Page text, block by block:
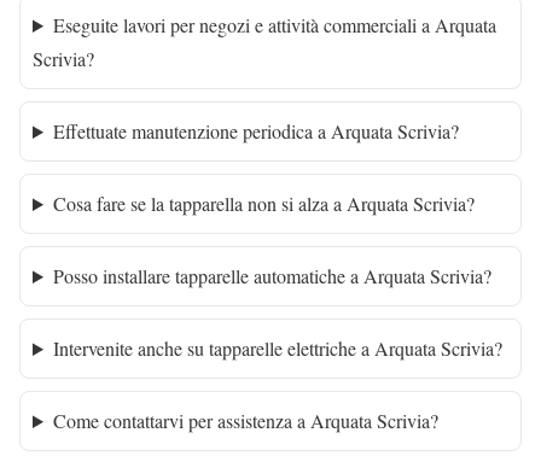
Eseguite lavori per negozi e attività commerciali a Arquata
Scrivia?
Effettuate manutenzione periodica a Arquata Scrivia?
Cosa fare se la tapparella non si alza a Arquata Scrivia?
Posso installare tapparelle automatiche a Arquata Scrivia?
Intervenite anche su tapparelle elettriche a Arquata Scrivia?
Come contattarvi per assistenza a Arquata Scrivia?